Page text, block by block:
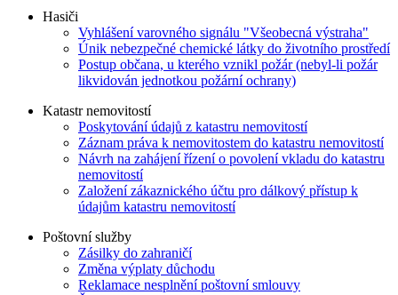
Hasiči
Vyhlášení varovného signálu "Všeobecná výstraha"
Únik nebezpečné chemické látky do životního prostředí
Postup občana, u kterého vznikl požár (nebyl-li požár
likvidován jednotkou požární ochrany)
Katastr nemovitostí
Poskytování údajů z katastru nemovitostí
Záznam práva k nemovitostem do katastru nemovitostí
Návrh na zahájení řízení o povolení vkladu do katastru
nemovitostí
Založení zákaznického účtu pro dálkový přístup k
údajům katastru nemovitostí
Poštovní služby
Zásilky do zahraničí
Změna výplaty důchodu
Reklamace nesplnění poštovní smlouvy